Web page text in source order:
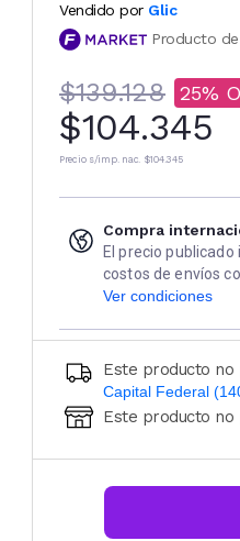
Vendido por Glic
Producto
$139.128 25
$104.345
Precio s/imp. nac. $104.345
Compra
El precio
costos de envíos
Ver condiciones
Este producto no
Capital Federal
Ingresá código
Este producto